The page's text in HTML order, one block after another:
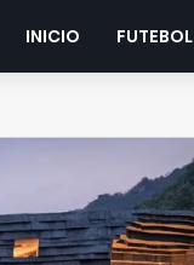
INICIO FUTEBOL